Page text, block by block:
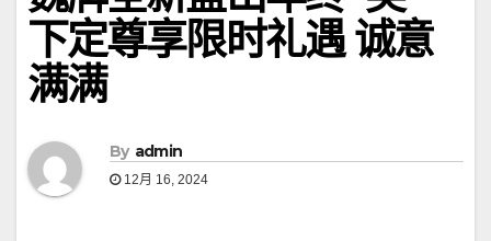
下定尊享限时礼遇 诚意
满满
By admin
12月 16, 2024